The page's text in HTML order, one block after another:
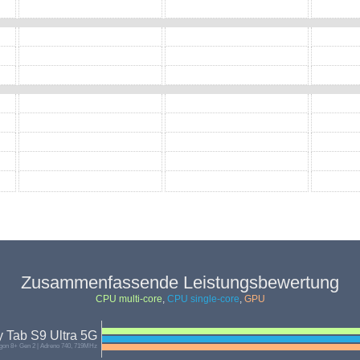
Zusammenfassende Leistungsbewertung
CPU multi-core, CPU single-core, GPU
Tab S9 Ultra 5G
8+ Gen 2 | Adreno 740, 719MHz